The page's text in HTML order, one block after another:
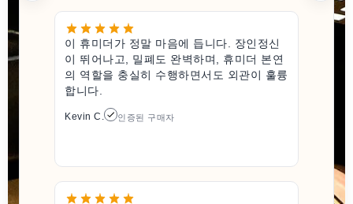
이 휴미더가 정말 마음에 듭니다. 장인정신
이 뛰어나고, 밀폐도 완벽하며, 휴미더 본연
의 역할을 충실히 수행하면서도 외관이 훌륭
합니다.
Kevin C. 인증된 구매자